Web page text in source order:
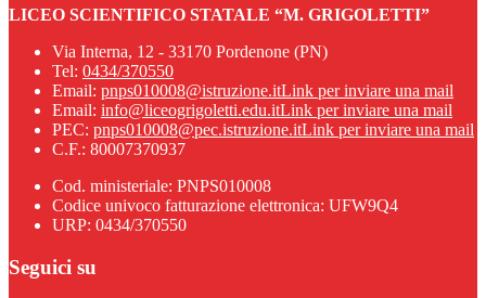
LICEO SCIENTIFICO STATALE “M. GRIGOLETTI”
Via Interna, 12 - 33170 Pordenone (PN)
Tel: 0434/370550
Email: pnps010008@istruzione.itLink per inviare una mail
Email: info@liceogrigoletti.edu.itLink per inviare una mail
PEC: pnps010008@pec.istruzione.itLink per inviare una mail
C.F.: 80007370937
Cod. ministeriale: PNPS010008
Codice univoco fatturazione elettronica: UFW9Q4
URP: 0434/370550
Seguici su